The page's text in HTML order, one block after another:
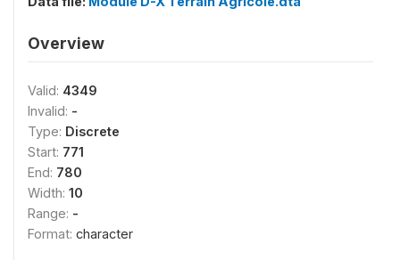
Overview
Valid: 4349
Invalid: -
Type: Discrete
Start: 771
End: 780
Width: 10
Range: -
Format: character